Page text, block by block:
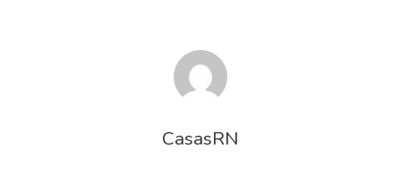
CasasRN